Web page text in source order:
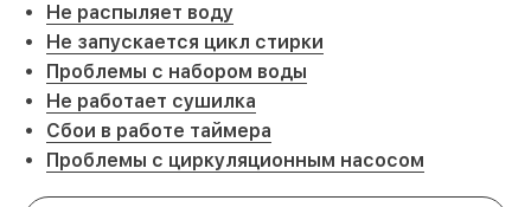
Не распыляет воду
Не запускается цикл стирки
Проблемы с набором воды
Не работает сушилка
Сбои в работе таймера
Проблемы с циркуляционным насосом